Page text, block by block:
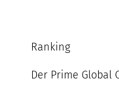
Ranking
Der Prime